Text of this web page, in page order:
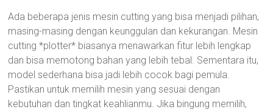
Ada beberapa jenis mesin cutting yang bisa menjadi pilihan,
masing-masing dengan keunggulan dan kekurangan. Mesin
cutting *plotter* biasanya menawarkan fitur lebih lengkap
dan bisa memotong bahan yang lebih tebal. Sementara itu,
model sederhana bisa jadi lebih cocok bagi pemula.
Pastikan untuk memilih mesin yang sesuai dengan
kebutuhan dan tingkat keahlianmu. Jika bingung memilih,